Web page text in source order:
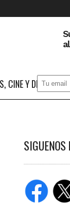
al
CINE Y DEPORTE
SIGUENOS